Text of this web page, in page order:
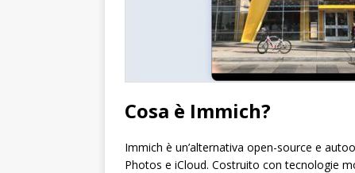
Cosa è Immich?
Immich è un’alternativa open-source e
Photos e iCloud. Costruito con tecnologie